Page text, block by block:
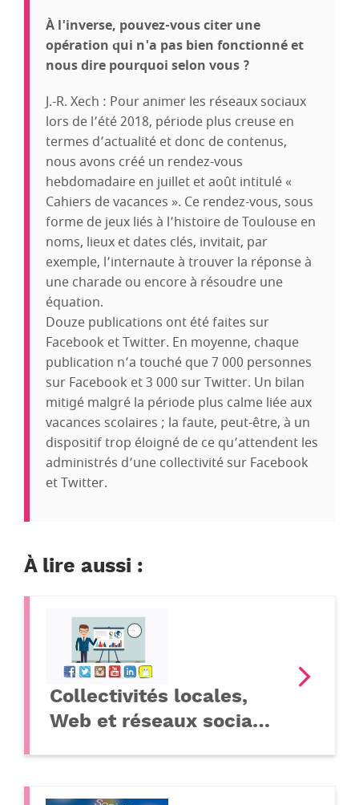
À l'inverse, pouvez-vous citer une
opération qui n'a pas bien fonctionné et
nous dire pourquoi selon vous ?
J.-R. Xech : Pour animer les réseaux sociaux
lors de l’été 2018, période plus creuse en
termes d’actualité et donc de contenus,
nous avons créé un rendez-vous
hebdomadaire en juillet et août intitulé «
Cahiers de vacances ». Ce rendez-vous, sous
forme de jeux liés à l’histoire de Toulouse en
noms, lieux et dates clés, invitait, par
exemple, l’internaute à trouver la réponse à
une charade ou encore à résoudre une
équation.
Douze publications ont été faites sur
Facebook et Twitter. En moyenne, chaque
publication n’a touché que 7 000 personnes
sur Facebook et 3 000 sur Twitter. Un bilan
mitigé malgré la période plus calme liée aux
vacances scolaires ; la faute, peut-être, à un
dispositif trop éloigné de ce qu’attendent les
administrés d’une collectivité sur Facebook
et Twitter.
À lire aussi :
Collectivités locales,
Web et réseaux socia…